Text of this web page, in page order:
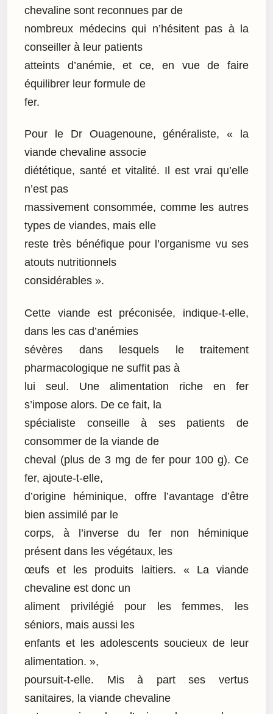
chevaline sont reconnues par de
nombreux médecins qui n’hésitent pas à la
conseiller à leur patients
atteints d’anémie, et ce, en vue de faire
équilibrer leur formule de
fer.
Pour le Dr Ouagenoune, généraliste, « la
viande chevaline associe
diététique, santé et vitalité. Il est vrai qu’elle
n’est pas
massivement consommée, comme les autres
types de viandes, mais elle
reste très bénéfique pour l’organisme vu ses
atouts nutritionnels
considérables ».
Cette viande est préconisée, indique-t-elle,
dans les cas d’anémies
sévères dans lesquels le traitement
pharmacologique ne suffit pas à
lui seul. Une alimentation riche en fer
s’impose alors. De ce fait, la
spécialiste conseille à ses patients de
consommer de la viande de
cheval (plus de 3 mg de fer pour 100 g). Ce
fer, ajoute-t-elle,
d’origine héminique, offre l’avantage d’être
bien assimilé par le
corps, à l’inverse du fer non héminique
présent dans les végétaux, les
œufs et les produits laitiers. « La viande
chevaline est donc un
aliment privilégié pour les femmes, les
séniors, mais aussi les
enfants et les adolescents soucieux de leur
alimentation. »,
poursuit-t-elle. Mis à part ses vertus
sanitaires, la viande chevaline